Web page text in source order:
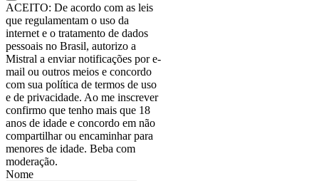
ACEITO: De acordo com as leis
que regulamentam o uso da
internet e o tratamento de dados
pessoais no Brasil, autorizo a
Mistral a enviar notificações por e-
mail ou outros meios e concordo
com sua política de termos de uso
e de privacidade. Ao me inscrever
confirmo que tenho mais que 18
anos de idade e concordo em não
compartilhar ou encaminhar para
menores de idade. Beba com
moderação.
Nome